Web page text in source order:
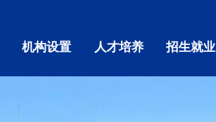
机构设置 人才培养 招生就业